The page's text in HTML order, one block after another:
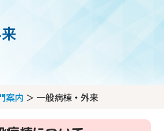
案内 一般病棟・外来